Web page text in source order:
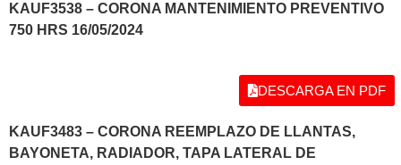
KAUF3538 – CORONA MANTENIMIENTO PREVENTIVO
750 HRS 16/05/2024
DESCARGA EN PDF
KAUF3483 – CORONA REEMPLAZO DE LLANTAS,
BAYONETA, RADIADOR, TAPA LATERAL DE